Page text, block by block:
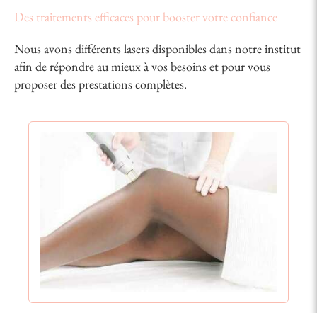
Des traitements efficaces pour booster votre confiance
Nous avons différents lasers disponibles dans notre institut
afin de répondre au mieux à vos besoins et pour vous
proposer des prestations complètes.